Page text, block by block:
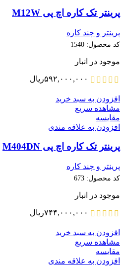
پرینتر تک کاره اچ پی M12W
پرینتر و چند کاره
کد محصول: 1540
موجود در انبار
۵۹۲,۰۰۰,۰۰۰ریال
افزودن به سبد خرید
مشاهده سریع
مقایسه
افزودن به علاقه مندی
پرینتر تک کاره اچ پی M404DN
پرینتر و چند کاره
کد محصول: 673
موجود در انبار
۷۴۴,۰۰۰,۰۰۰ریال
افزودن به سبد خرید
مشاهده سریع
مقایسه
افزودن به علاقه مندی